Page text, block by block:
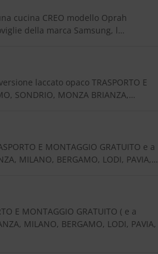
cucina CREO modello Oprah
della marca Samsung, l…
laccato opaco TRASPORTO E
SONDRIO, MONZA BRIANZA,…
E MONTAGGIO GRATUITO e a
MILANO, BERGAMO, LODI, PAVIA,…
E MONTAGGIO GRATUITO ( e a
MILANO, BERGAMO, LODI, PAVIA,